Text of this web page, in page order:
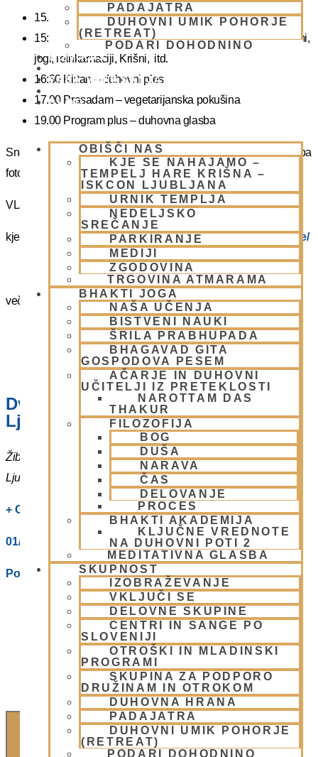
PADAJATRA
DUHOVNI UMIK POHORJE
(RETREAT)
PODARI DOHODNINO
DONIRAJ
KOLEDAR
VAŠA VPRAŠANJA
BLOG
OBIŠČI NAS
KJE SE NAHAJAMO –
TEMPELJ HARE KRIŠNA –
ISKCON LJUBLJANA
URNIK TEMPLJA
NEDELJSKO
SREČANJE
PARKIRANJE
MEDIJI
ZGODOVINA
TRGOVINA ATMARAMA
BHAKTI JOGA
NAŠA UČENJA
BISTVENI NAUKI
ŠRILA PRABHUPADA
BHAGAVAD GITA
GOSPODOVA PESEM
AČARJE IN DUHOVNI
UČITELJI IZ PRETEKLOSTI
NAROTTAM DAS
THAKUR
FILOZOFIJA
BOG
DUŠA
NARAVA
ČAS
DELOVANJE
PROCES
BHAKTI AKADEMIJA
KLJUČNE VREDNOTE
NA DUHOVNI POTI 2
MEDITATIVNA GLASBA
SKUPNOST
IZOBRAŽEVANJE
VKLJUČI SE
DELOVNE SKUPINE
CENTRI IN SANGE PO
SLOVENIJI
OTROŠKI IN MLADINSKI
PROGRAMI
SKUPINA ZA PODPORO
DRUŽINAM IN OTROKOM
DUHOVNA HRANA
PADAJATRA
DUHOVNI UMIK POHORJE
(RETREAT)
PODARI DOHODNINO
15.00 Bhadžani – duhovna glasba
15:40 Predavanje – predavanja iz zakladnice Ved o karmi,
jogi, reinkarnaciji, Krišni, itd.
16:30 Kirtan – duhovni ples
17.00 Prasadam – vegetarijanska pokušina
19.00 Program plus – duhovna glasba
Snemanje in slikanje gostov je v templju prepovedano. Lahko pa
fotografirate slikate božanstva in slike v dvorani.
VLJUDNO VABLJENI
kje in kako parkirati –https://www.harekrisna.net/parkiranje/
več info na spodnji povezavi
NEDELJSKO SREČANJE
Dvorana – Center Hare Krišna v
Ljubljani
Žibertova 27
Ljubljana
Slovenia
+ Google Zemljevidi
01/ 4312319
Poglej Prizorišče spletno stran